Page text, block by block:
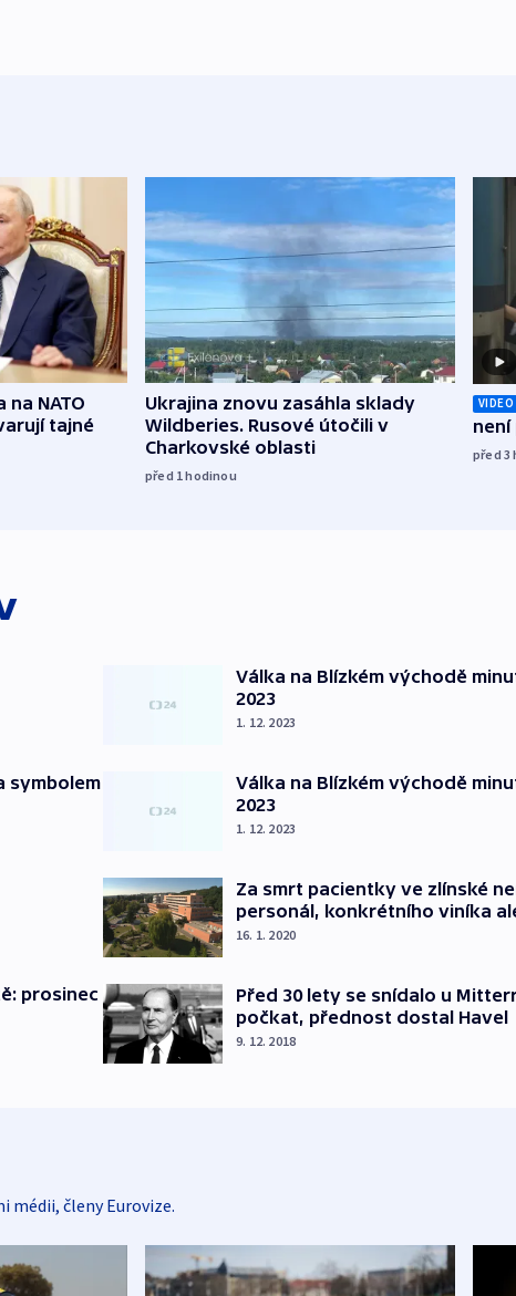
na NATO
tajné
Ukrajina znovu zasáhla sklady
Wildberies. Rusové útočili v
Charkovské oblasti
před 1hodinou
VIDEO
před 3
symbolem
prosinec
Válka na Blízkém východě
2023
1. 12. 2023
Válka na Blízkém východě
2023
1. 12. 2023
Za smrt pacientky ve zlínské
personál, konkrétního viníka
16. 1. 2020
Před 30 lety se snídalo u
počkat, přednost dostal Havel
9. 12. 2018
médii, členy Eurovize.